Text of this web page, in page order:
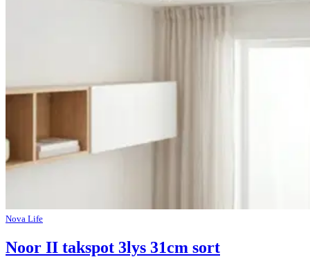
Nova Life
Noor II takspot 3lys 31cm sort